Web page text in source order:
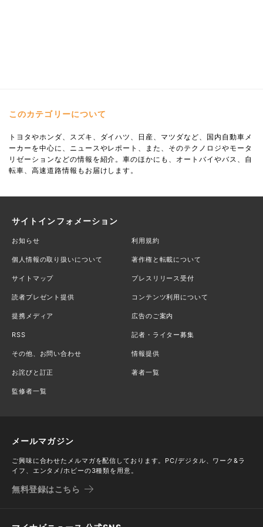
このカテゴリーについて
トヨタやホンダ、スズキ、ダイハツ、日産、マツダなど、国内自動車メ
ーカーを中心に、ニュースやレポート、また、そのテクノロジやモータ
リゼーションなどの情報を紹介。車のほかにも、オートバイやバス、自
転車、高速道路情報もお届けします。
サイトインフォメーション
お知らせ 利用規約
個人情報の取り扱いについて 著作権と転載について
サイトマップ プレスリリース受付
読者プレゼント提供 コンテンツ利用について
提携メディア 広告のご案内
RSS 記者・ライター募集
その他、お問い合わせ 情報提供
お詫びと訂正 著者一覧
監修者一覧
メールマガジン
ご興味に合わせたメルマガを配信しております。PC/デジタル、ワーク&ラ
イフ、エンタメ/ホビーの3種類を用意。
無料登録はこちら